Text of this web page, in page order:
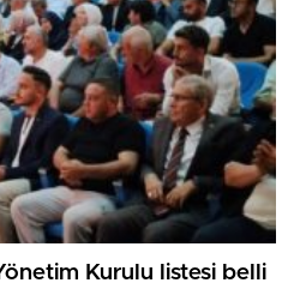
Kurulu listesi belli